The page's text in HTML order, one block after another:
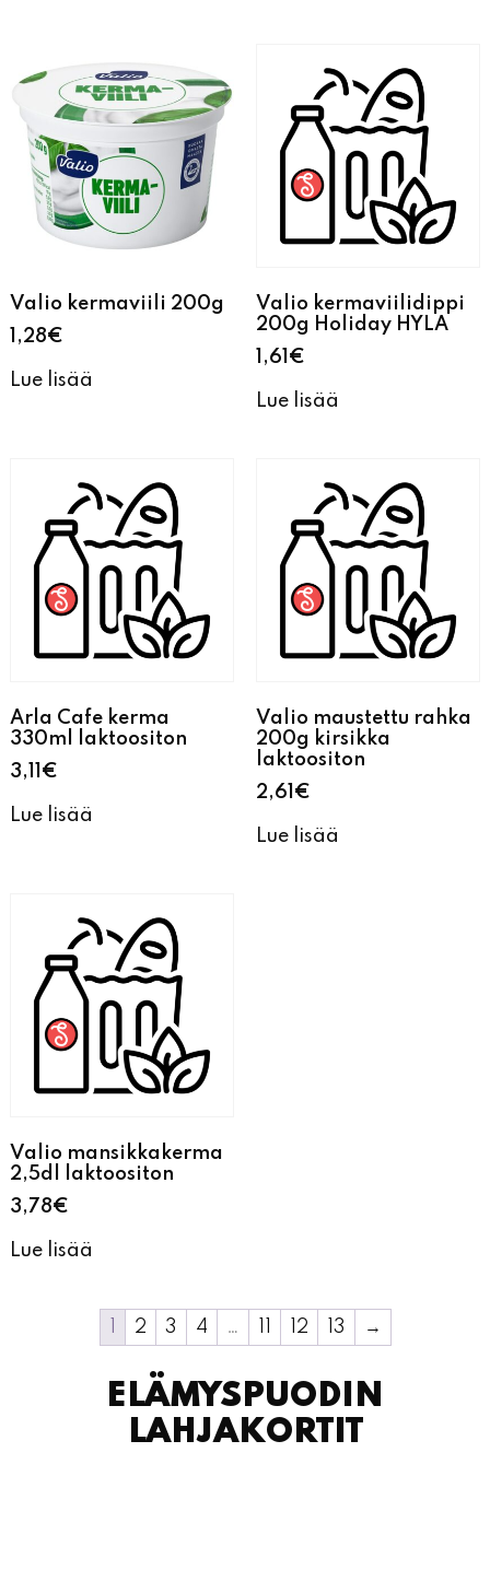
Valio kermaviili 200g
1,28€
Lue lisää
Valio kermaviilidippi
200g Holiday HYLA
1,61 €
Lue lisää
Arla Cafe kerma
330ml laktoositon
3,11 €
Lue lisää
Valio maustettu rahka
200g kirsikka
laktoositon
2,61 €
Lue lisää
Valio mansikkakerma
2,5dl laktoositon
3,78€
Lue lisää
2 3 4 … 12 13 →
ELÄMYSPUODIN
LAHJAKORTIT